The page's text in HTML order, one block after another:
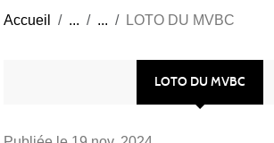
Accueil LOTO DU MVBC
LOTO DU MVBC